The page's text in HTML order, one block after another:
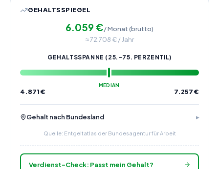
GEHALTSSPIEGEL
6.059 €/ Monat (brutto)
≈72.708€ / Jahr
GEHALTSSPANNE (25.–75. PERZENTIL)
MEDIAN
4.871€ 7.257€
Gehalt nach Bundesland
Quelle: Entgeltatlas der Bundesagentur für Arbeit
Verdienst-Check: Passt mein Gehalt?